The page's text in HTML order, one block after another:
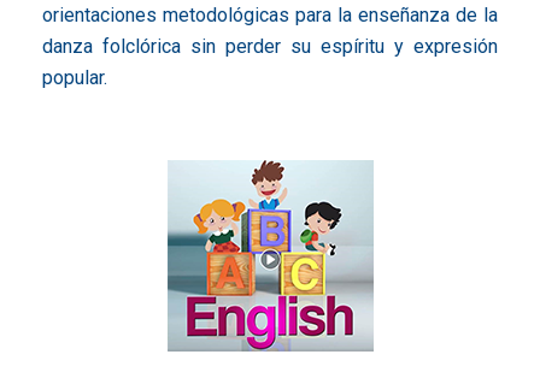
orientaciones metodológicas para la enseñanza de la
danza folclórica sin perder su espíritu y expresión
popular.